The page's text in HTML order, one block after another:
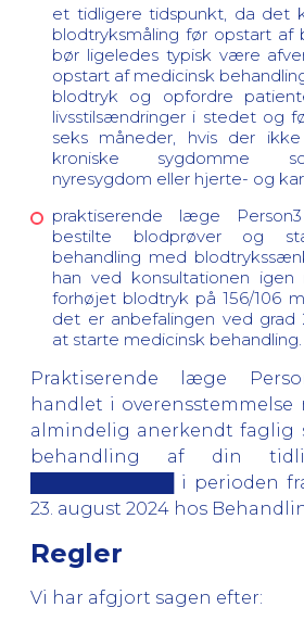
et tidligere tidspunkt, da det
blodtryksmåling før opstart af
bør ligeledes typisk være
opstart af medicinsk
blodtryk og opfordre
livsstilsændringer i stedet og
seks måneder, hvis der
kroniske sygdomme
nyresygdom eller hjerte- og
praktiserende læge
bestilte blodprøver og
behandling med
han ved konsultationen
forhøjet blodtryk på 156/106
det er anbefalingen ved
at starte medicinsk behandling.
Praktiserende læge
handlet i
almindelig anerkendt faglig
behandling af din
████████████ i perioden
23. august 2024 hos
Regler
Vi har afgjort sagen efter: